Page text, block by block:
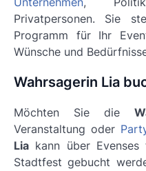
Privatpersonen. Sie
Programm für Ihr
Wünsche und
Wahrsagerin Lia
Möchten Sie die
Veranstaltung oder
Lia kann über Evenses
Stadtfest gebucht